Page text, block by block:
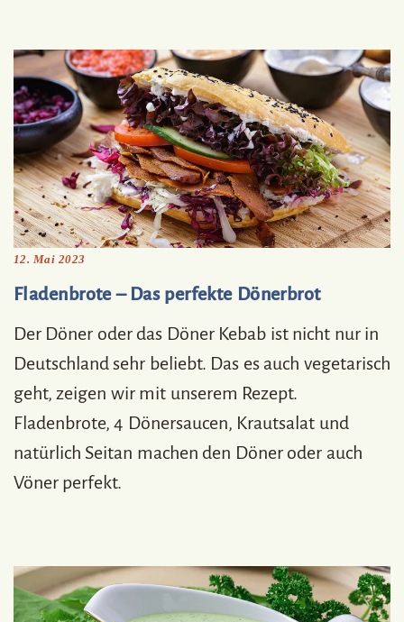
12. Mai 2023
Fladenbrote – Das perfekte Dönerbrot
Der Döner oder das Döner Kebab ist nicht nur in
Deutschland sehr beliebt. Das es auch vegetarisch
geht, zeigen wir mit unserem Rezept.
Fladenbrote, 4 Dönersaucen, Krautsalat und
natürlich Seitan machen den Döner oder auch
Vöner perfekt.